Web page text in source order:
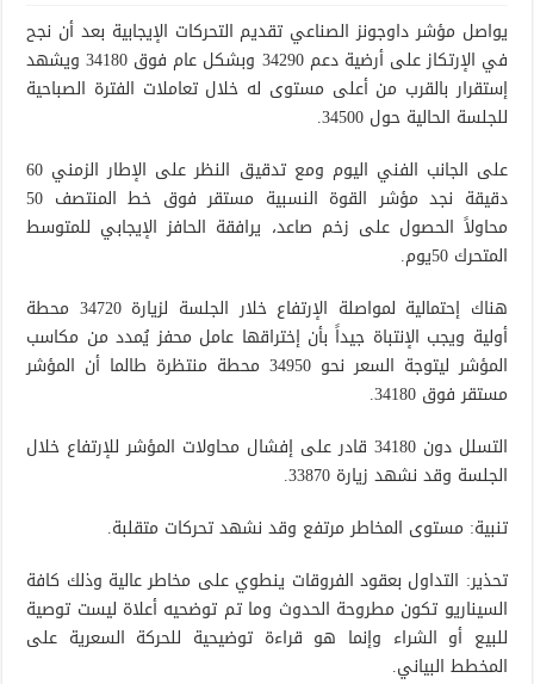
يواصل مؤشر داوجونز الصناعي تقديم التحركات الإيجابية بعد أن نجح
في الإرتكاز على أرضية دعم 34290 وبشكل عام فوق 34180 ويشهد
إستقرار بالقرب من أعلى مستوى له خلال تعاملات الفترة الصباحية
للجلسة الحالية حول 34500.
على الجانب الفني اليوم ومع تدقيق النظر على الإطار الزمني 60
دقيقة نجد مؤشر القوة النسبية مستقر فوق خط المنتصف 50
محاولاً الحصول على زخم صاعد، يرافقة الحافز الإيجابي للمتوسط
المتحرك 50يوم.
هناك إحتمالية لمواصلة الإرتفاع خلار الجلسة لزيارة 34720 محطة
أولية ويجب الإنتباة جيداً بأن إختراقها عامل محفز يُمدد من مكاسب
المؤشر ليتوجة السعر نحو 34950 محطة منتظرة طالما أن المؤشر
مستقر فوق 34180.
التسلل دون 34180 قادر على إفشال محاولات المؤشر للإرتفاع خلال
الجلسة وقد نشهد زيارة 33870.
تنبية: مستوى المخاطر مرتفع وقد نشهد تحركات متقلبة.
تحذير: التداول بعقود الفروقات ينطوي على مخاطر عالية وذلك كافة
السيناريو تكون مطروحة الحدوث وما تم توضحيه أعلاة ليست توصية
للبيع أو الشراء وإنما هو قراءة توضيحية للحركة السعرية على
المخطط البياني.